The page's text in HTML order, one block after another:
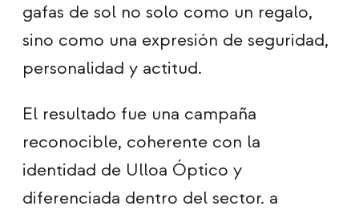
gafas de sol no solo como un regalo,
sino como una expresión de seguridad,
personalidad y actitud.
El resultado fue una campaña
reconocible, coherente con la
identidad de Ulloa Óptico y
diferenciada dentro del sector. a